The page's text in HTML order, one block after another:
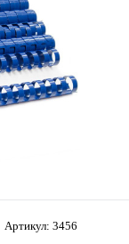
Артикул: 3456